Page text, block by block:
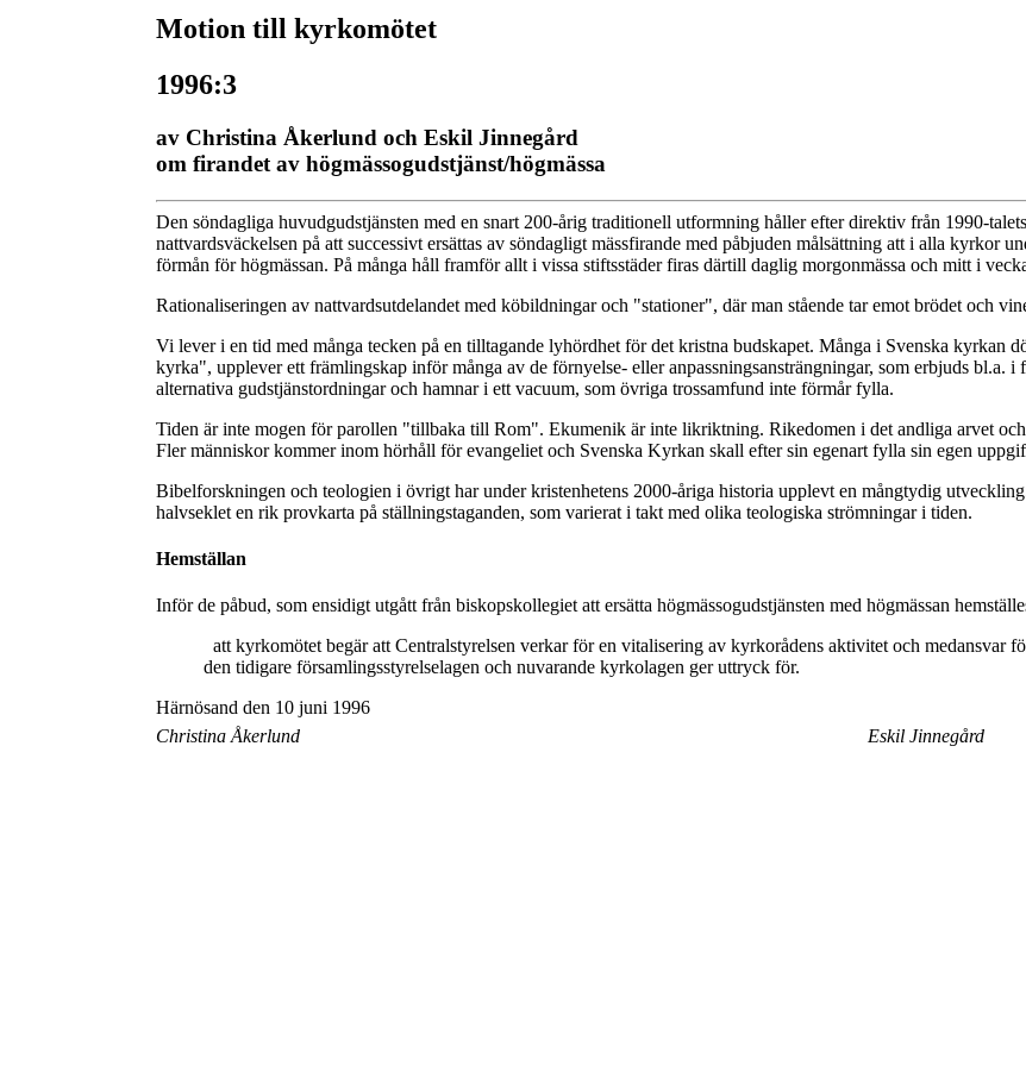
Motion till kyrkomötet
1996:3
av Christina Åkerlund och Eskil Jinnegård
om firandet av högmässogudstjänst/högmässa
Den söndagliga huvudgudstjänsten med en snart 200-årig traditionell utformning håller efter direktiv från 1990-
nattvardsväckelsen på att successivt ersättas av söndagligt mässfirande med påbjuden målsättning att i alla kyrkor
förmån för högmässan. På många håll framför allt i vissa stiftsstäder firas därtill daglig morgonmässa och mitt i
Rationaliseringen av nattvardsutdelandet med köbildningar och "stationer", där man stående tar emot brödet och
Vi lever i en tid med många tecken på en tilltagande lyhördhet för det kristna budskapet. Många i Svenska kyrkan
kyrka", upplever ett främlingskap inför många av de förnyelse- eller anpassningsansträngningar, som erbjuds bl.a.
alternativa gudstjänstordningar och hamnar i ett vacuum, som övriga trossamfund inte förmår fylla.
Tiden är inte mogen för parollen "tillbaka till Rom". Ekumenik är inte likriktning. Rikedomen i det andliga arvet och
Fler människor kommer inom hörhåll för evangeliet och Svenska Kyrkan skall efter sin egenart fylla sin egen
Bibelforskningen och teologien i övrigt har under kristenhetens 2000-åriga historia upplevt en mångtydig
halvseklet en rik provkarta på ställningstaganden, som varierat i takt med olika teologiska strömningar i tiden.
Hemställan
Inför de påbud, som ensidigt utgått från biskopskollegiet att ersätta högmässogudstjänsten med högmässan
att kyrkomötet begär att Centralstyrelsen verkar för en vitalisering av kyrkorådens aktivitet och medansvar
den tidigare församlingsstyrelselagen och nuvarande kyrkolagen ger uttryck för.
Härnösand den 10 juni 1996
Christina Åkerlund
Eskil Jinnegård